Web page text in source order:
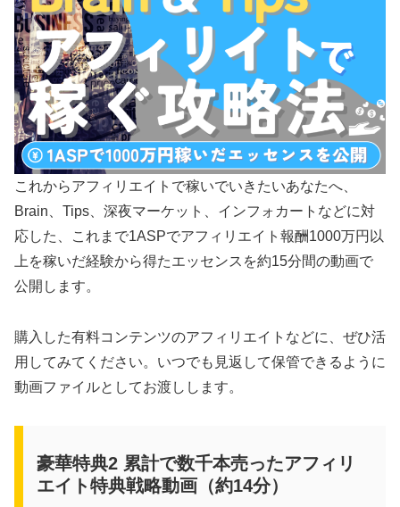
これからアフィリエイトで稼いでいきたいあなたへ、
Brain、Tips、深夜マーケット、インフォカートなどに対
応した、これまで1ASPでアフィリエイト報酬1000万円以
上を稼いだ経験から得たエッセンスを約15分間の動画で
公開します。
購入した有料コンテンツのアフィリエイトなどに、ぜひ活
用してみてください。いつでも見返して保管できるように
動画ファイルとしてお渡しします。
豪華特典2 累計で数千本売ったアフィリ
エイト特典戦略動画（約14分）